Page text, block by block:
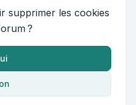
supprimer les cookies
?